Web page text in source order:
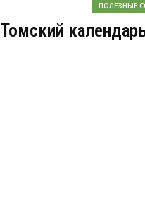
ПОЛЕЗНЫЕ
Томский